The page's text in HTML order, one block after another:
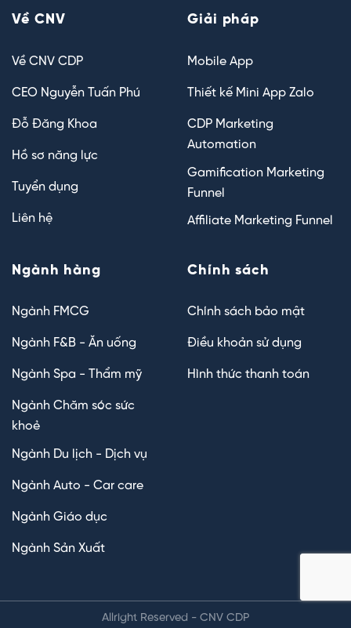
Về CNV
Về CNV CDP
CEO Nguyễn Tuấn Phú
Đỗ Đăng Khoa
Hồ sơ năng lực
Tuyển dụng
Liên hệ
Giải pháp
Mobile App
Thiết kế Mini App Zalo
CDP Marketing
Automation
Gamification Marketing
Funnel
Affiliate Marketing Funnel
Ngành hàng
Ngành FMCG
Ngành F&B - Ăn uống
Ngành Spa - Thẩm mỹ
Ngành Chăm sóc sức
khoẻ
Ngành Du lịch - Dịch vụ
Ngành Auto - Car care
Ngành Giáo dục
Ngành Sản Xuất
Chính sách
Chính sách bảo mật
Điều khoản sử dụng
Hình thức thanh toán
Allright Reserved - CNV CDP